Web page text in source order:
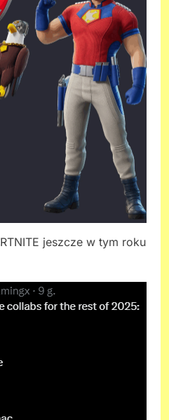
jeszcze w tym roku